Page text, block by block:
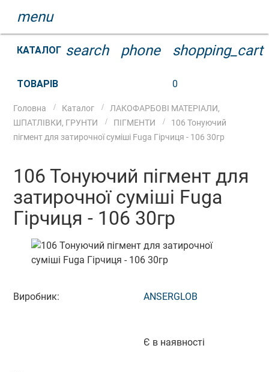
menu
КАТАЛОГ
ТОВАРІВ
search phone shopping_cart
0
Головна Каталог
ЛАКОФАРБОВІ МАТЕРІАЛИ,
ШПАТЛІВКИ, ГРУНТИ
ПІГМЕНТИ
106 Тонуючий
пігмент для затирочної суміші Fuga Гірчиця - 106 30гр
106 Тонуючий пігмент для
затирочної суміші Fuga
Гірчиця - 106 30гр
Виробник: ANSERGLOB
Є в наявності